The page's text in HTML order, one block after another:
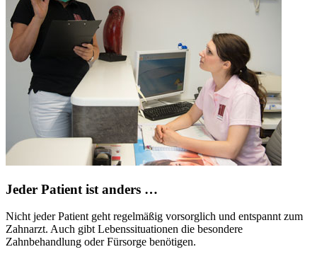
Jeder Patient ist anders …
Nicht jeder Patient geht regelmäßig vorsorglich und entspannt zum
Zahnarzt. Auch gibt Lebenssituationen die besondere
Zahnbehandlung oder Fürsorge benötigen.